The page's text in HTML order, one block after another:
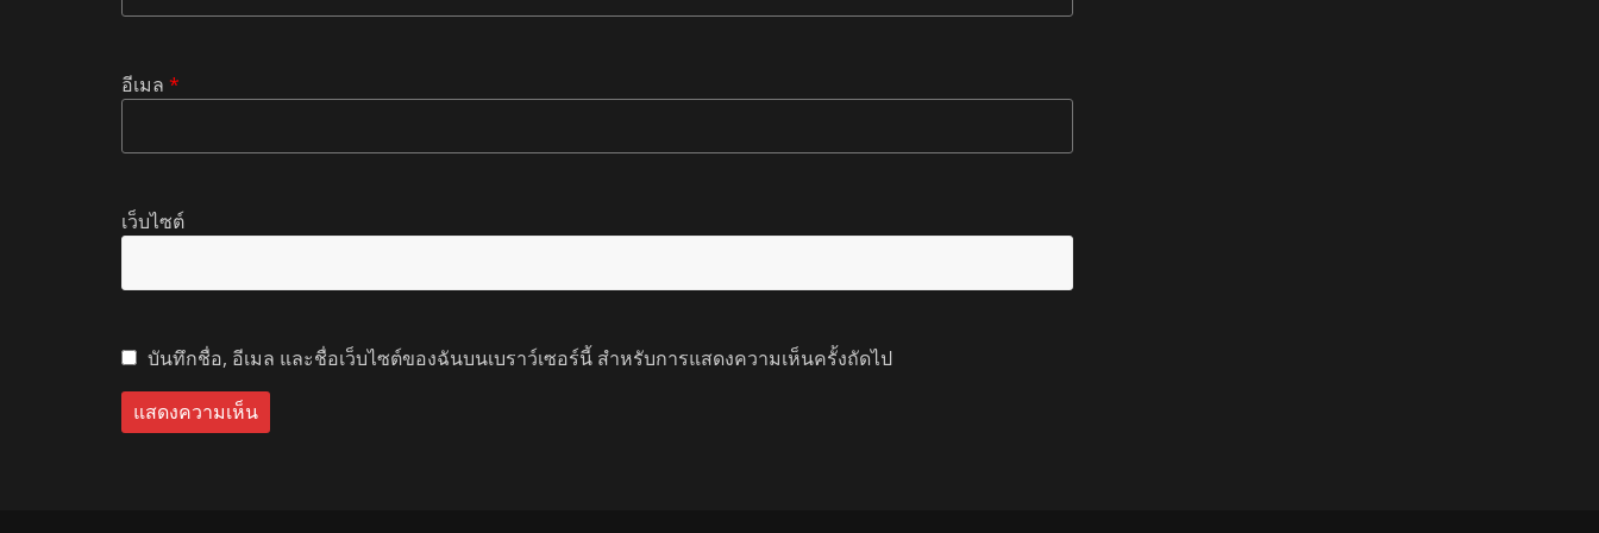
อีเมล *
เว็บไซต์
บันทึกชื่อ, อีเมล และชื่อเว็บไซต์ของฉันบนเบราว์เซอร์นี้ สำหรับการแสดงความเห็นครั้งถัดไป